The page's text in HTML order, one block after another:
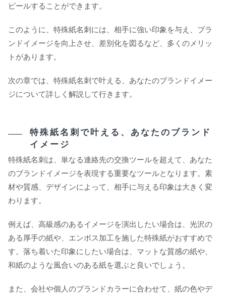
ピールすることができます。
このように、特殊紙名刺には、相手に強い印象を与え、ブラ
ンドイメージを向上させ、差別化を図るなど、多くのメリッ
トがあります。
次の章では、特殊紙名刺で叶える、あなたのブランドイメー
ジについて詳しく解説して行きます。
特殊紙名刺で叶える、あなたのブランド
イメージ
特殊紙名刺は、単なる連絡先の交換ツールを超えて、あなた
のブランドイメージを表現する重要なツールとなります。素
材や質感、デザインによって、相手に与える印象は大きく変
わります。
例えば、高級感のあるイメージを演出したい場合は、光沢の
ある厚手の紙や、エンボス加工を施した特殊紙がおすすめで
す。落ち着いた印象にしたい場合は、マットな質感の紙や、
和紙のような風合いのある紙を選ぶと良いでしょう。
また、会社や個人のブランドカラーに合わせて、紙の色やデ